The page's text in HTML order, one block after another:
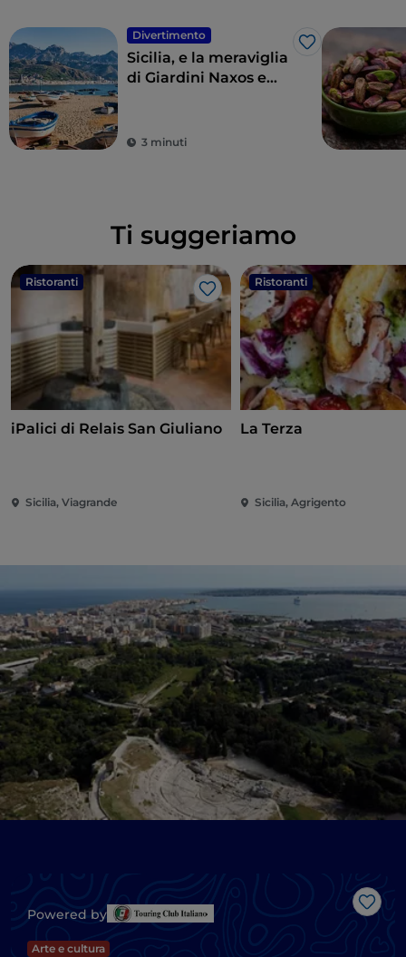
Divertimento
Like
Sicilia, e la meraviglia
di Giardini Naxos e
3 minuti
Ti suggeriamo
Ristoranti
Like
iPalici di Relais San Giuliano
Sicilia, Viagrande
Ristoranti
La Terza
Sicilia, Agrigento
Like
Powered by
Arte e cultura